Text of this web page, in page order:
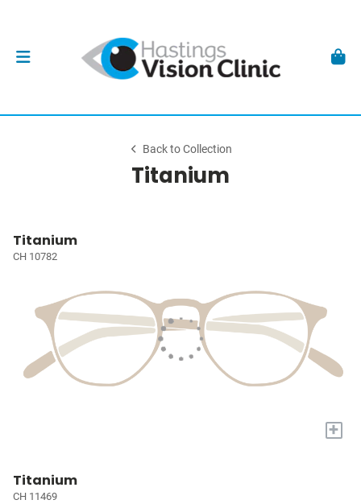
Back to Collection
Titanium
Titanium
CH 10782
+
Titanium
CH 11469